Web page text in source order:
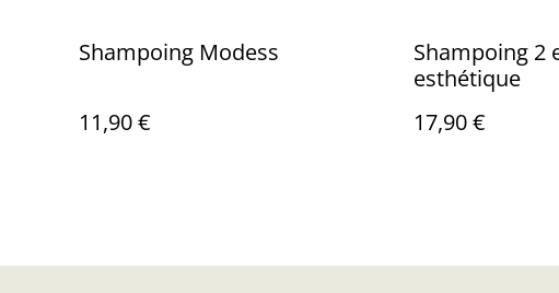
Shampoing Modess
11,90 €
Shampoing 2
esthétique
17,90 €